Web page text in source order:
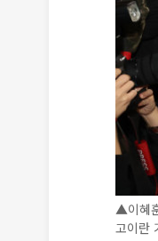
▲이혜
고이란